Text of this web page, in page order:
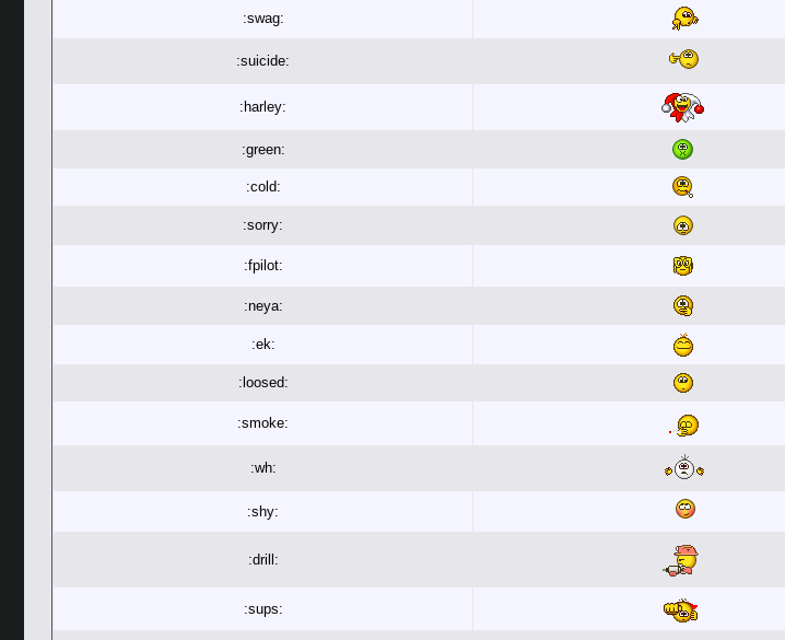
:swag:
:suicide:
:harley:
:green:
:cold:
:sorry:
:fpilot:
:neya:
:ek:
:loosed:
:smoke:
:wh:
:shy:
:drill:
:sups: